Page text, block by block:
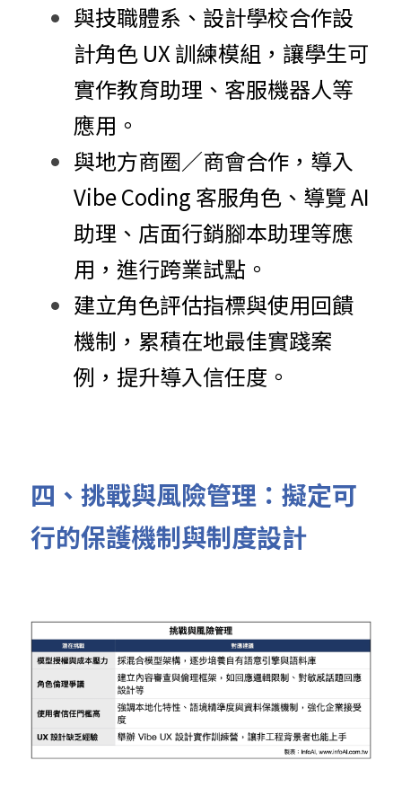
與技職體系、設計學校合作設
計角色 UX 訓練模組，讓學生可
實作教育助理、客服機器人等
應用。
與地方商圈／商會合作，導入
Vibe Coding 客服角色、導覽 AI
助理、店面行銷腳本助理等應
用，進行跨業試點。
建立角色評估指標與使用回饋
機制，累積在地最佳實踐案
例，提升導入信任度。
四、挑戰與風險管理：擬定可
行的保護機制與制度設計